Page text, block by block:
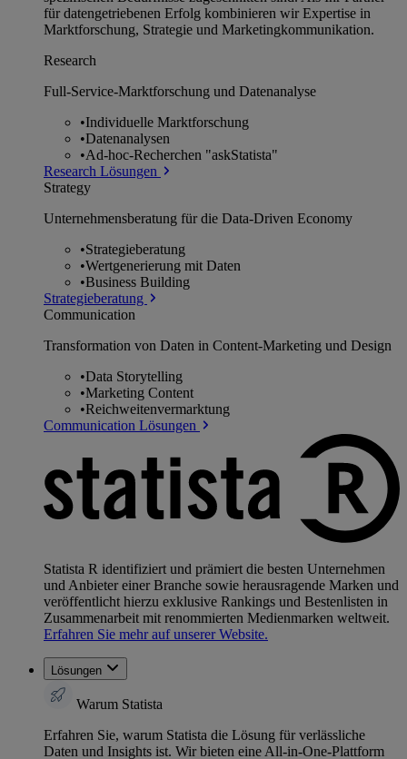
für datengetriebenen Erfolg kombinieren wir Expertise in
Marktforschung, Strategie und Marketingkommunikation.
Research
Full-Service-Marktforschung und Datenanalyse
•Individuelle Marktforschung
•Datenanalysen
•Ad-hoc-Recherchen "askStatista"
Research Lösungen
Strategy
Unternehmens­beratung für die Data-Driven Economy
•Strategieberatung
•Wertgenerierung mit Daten
•Business Building
Strategieberatung
Communication
Transformation von Daten in Content-Marketing und Design
•Data Storytelling
•Marketing Content
•Reichweitenvermarktung
Communication Lösungen
Statista R identifiziert und prämiert die besten Unternehmen
und Anbieter einer Branche sowie herausragende Marken und
veröffentlicht hierzu exklusive Rankings und Bestenlisten in
Zusammenarbeit mit renommierten Medienmarken weltweit.
Erfahren Sie mehr auf unserer Website.
Lösungen
Warum Statista
Erfahren Sie, warum Statista die Lösung für verlässliche
Daten und Insights ist. Wir bieten eine All-in-One-Plattform